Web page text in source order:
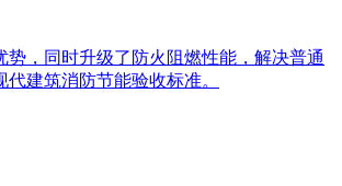
，同时升级了防火阻燃性能，解决普通
建筑消防节能验收标准。